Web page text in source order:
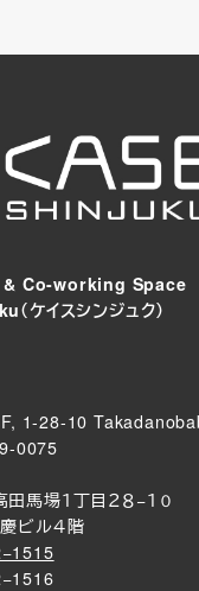
Co-working Space
ケイスシンジュク）
1-28-10
0075
馬場１丁目２８−１０
ビル４階